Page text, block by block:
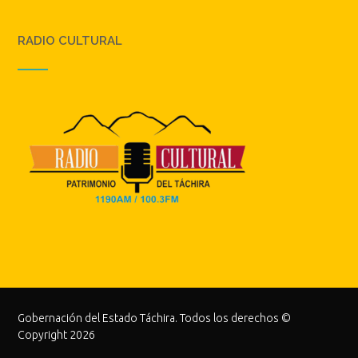
RADIO CULTURAL
Gobernación del Estado Táchira. Todos los derechos ©
Copyright 2026